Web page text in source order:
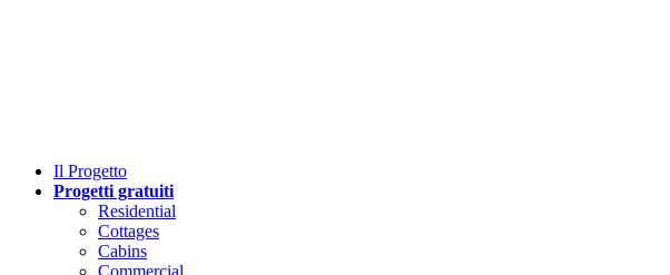
Il Progetto
Progetti gratuiti
Residential
Cottages
Cabins
Commercial